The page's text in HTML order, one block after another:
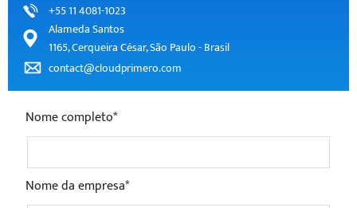
+55 11 4081-1023
Alameda Santos
1165, Cerqueira César, São Paulo - Brasil
contact@cloudprimero.com
Nome completo*
Nome da empresa*